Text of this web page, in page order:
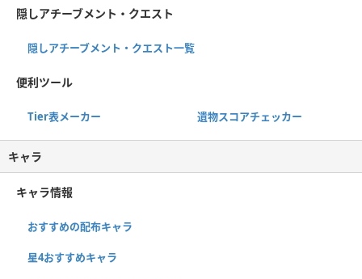
隠しアチーブメント・クエスト
隠しアチーブメント・クエスト一覧
便利ツール
Tier表メーカー 遺物スコアチェッカー
キャラ
キャラ情報
おすすめの配布キャラ
星4おすすめキャラ